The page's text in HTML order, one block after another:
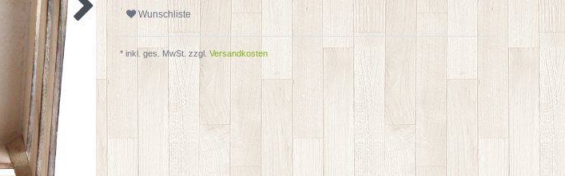
Wunschliste
* inkl. ges. MwSt. zzgl. Versandkosten